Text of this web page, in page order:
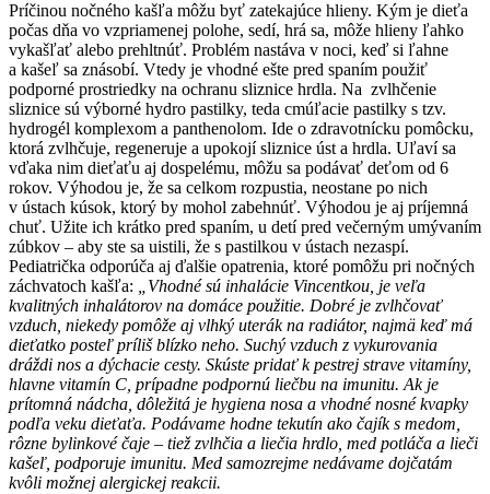
Príčinou nočného kašľa môžu byť zatekajúce hlieny. Kým je dieťa
počas dňa vo vzpriamenej polohe, sedí, hrá sa, môže hlieny ľahko
vykašľať alebo prehltnúť. Problém nastáva v noci, keď si ľahne
a kašeľ sa znásobí. Vtedy je vhodné ešte pred spaním použiť
podporné prostriedky na ochranu sliznice hrdla. Na zvlhčenie
sliznice sú výborné hydro pastilky, teda cmúľacie pastilky s tzv.
hydrogél komplexom a panthenolom. Ide o zdravotnícku pomôcku,
ktorá zvlhčuje, regeneruje a upokojí sliznice úst a hrdla. Uľaví sa
vďaka nim dieťaťu aj dospelému, môžu sa podávať deťom od 6
rokov. Výhodou je, že sa celkom rozpustia, neostane po nich
v ústach kúsok, ktorý by mohol zabehnúť. Výhodou je aj príjemná
chuť. Užite ich krátko pred spaním, u detí pred večerným umývaním
zúbkov – aby ste sa uistili, že s pastilkou v ústach nezaspí.
Pediatrička odporúča aj ďalšie opatrenia, ktoré pomôžu pri nočných
záchvatoch kašľa:
„Vhodné sú inhalácie Vincentkou, je veľa
kvalitných inhalátorov na domáce použitie. Dobré je zvlhčovať
vzduch, niekedy pomôže aj vlhký uterák na radiátor, najmä keď má
dieťatko posteľ príliš blízko neho. Suchý vzduch z vykurovania
dráždi nos a dýchacie cesty. Skúste pridať k pestrej strave vitamíny,
hlavne vitamín C, prípadne podpornú liečbu na imunitu. Ak je
prítomná nádcha, dôležitá je hygiena nosa a vhodné nosné kvapky
podľa veku dieťaťa. Podávame hodne tekutín ako čajík s medom,
rôzne bylinkové čaje – tiež zvlhčia a liečia hrdlo, med potláča a lieči
kašeľ, podporuje imunitu. Med samozrejme nedávame dojčatám
kvôli možnej alergickej reakcii.